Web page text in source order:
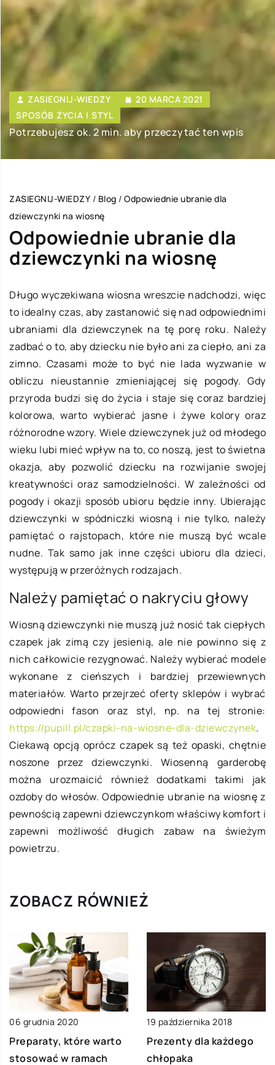
ZASIEGNIJ-WIEDZY
20 MARCA 2021
SPOSÓB ŻYCIA I STYL
Potrzebujesz ok. 2 min. aby przeczytać ten wpis
ZASIEGNIJ-WIEDZY / Blog / Odpowiednie ubranie dla
dziewczynki na wiosnę
Odpowiednie ubranie dla
dziewczynki na wiosnę
Długo wyczekiwana wiosna wreszcie nadchodzi, więc
to idealny czas, aby zastanowić się nad odpowiednimi
ubraniami dla dziewczynek na tę porę roku. Należy
zadbać o to, aby dziecku nie było ani za ciepło, ani za
zimno. Czasami może to być nie lada wyzwanie w
obliczu nieustannie zmieniającej się pogody. Gdy
przyroda budzi się do życia i staje się coraz bardziej
kolorowa, warto wybierać jasne i żywe kolory oraz
różnorodne wzory. Wiele dziewczynek już od młodego
wieku lubi mieć wpływ na to, co noszą, jest to świetna
okazja, aby pozwolić dziecku na rozwijanie swojej
kreatywności oraz samodzielności. W zależności od
pogody i okazji sposób ubioru będzie inny. Ubierając
dziewczynki w spódniczki wiosną i nie tylko, należy
pamiętać o rajstopach, które nie muszą być wcale
nudne. Tak samo jak inne części ubioru dla dzieci,
występują w przeróżnych rodzajach.
Należy pamiętać o nakryciu głowy
Wiosną dziewczynki nie muszą już nosić tak ciepłych
czapek jak zimą czy jesienią, ale nie powinno się z
nich całkowicie rezygnować. Należy wybierać modele
wykonane z cieńszych i bardziej przewiewnych
materiałów. Warto przejrzeć oferty sklepów i wybrać
odpowiedni fason oraz styl, np. na tej stronie:
https://pupill.pl/czapki-na-wiosne-dla-dziewczynek.
Ciekawą opcją oprócz czapek są też opaski, chętnie
noszone przez dziewczynki. Wiosenną garderobę
można urozmaicić również dodatkami takimi jak
ozdoby do włosów. Odpowiednie ubranie na wiosnę z
pewnością zapewni dziewczynkom właściwy komfort i
zapewni możliwość długich zabaw na świeżym
powietrzu.
ZOBACZ RÓWNIEŻ
06 grudnia 2020
Preparaty, które warto
stosować w ramach
19 października 2018
Prezenty dla każdego
chłopaka